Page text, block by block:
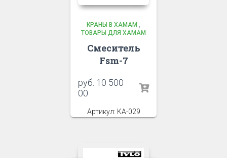
КРАНЫ В ХАМАМ
ТОВАРЫ ДЛЯ ХАМАМ
Смеситель
Fsm-7
руб. 10 500
00
Артикул: KA-029